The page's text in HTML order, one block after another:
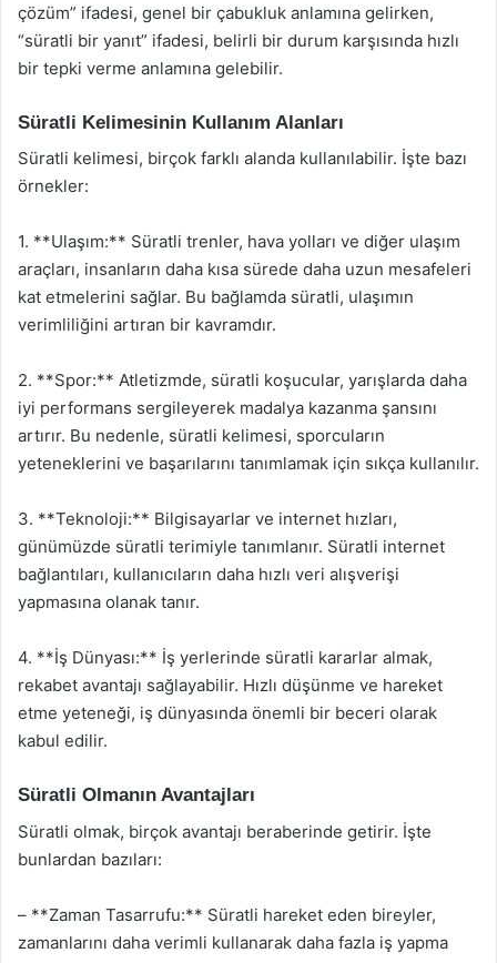
çözüm” ifadesi, genel bir çabukluk anlamına gelirken,
“süratli bir yanıt” ifadesi, belirli bir durum karşısında hızlı
bir tepki verme anlamına gelebilir.
Süratli Kelimesinin Kullanım Alanları
Süratli kelimesi, birçok farklı alanda kullanılabilir. İşte bazı
örnekler:
1. **Ulaşım:** Süratli trenler, hava yolları ve diğer ulaşım
araçları, insanların daha kısa sürede daha uzun mesafeleri
kat etmelerini sağlar. Bu bağlamda süratli, ulaşımın
verimliliğini artıran bir kavramdır.
2. **Spor:** Atletizmde, süratli koşucular, yarışlarda daha
iyi performans sergileyerek madalya kazanma şansını
artırır. Bu nedenle, süratli kelimesi, sporcuların
yeteneklerini ve başarılarını tanımlamak için sıkça kullanılır.
3. **Teknoloji:** Bilgisayarlar ve internet hızları,
günümüzde süratli terimiyle tanımlanır. Süratli internet
bağlantıları, kullanıcıların daha hızlı veri alışverişi
yapmasına olanak tanır.
4. **İş Dünyası:** İş yerlerinde süratli kararlar almak,
rekabet avantajı sağlayabilir. Hızlı düşünme ve hareket
etme yeteneği, iş dünyasında önemli bir beceri olarak
kabul edilir.
Süratli Olmanın Avantajları
Süratli olmak, birçok avantajı beraberinde getirir. İşte
bunlardan bazıları:
– **Zaman Tasarrufu:** Süratli hareket eden bireyler,
zamanlarını daha verimli kullanarak daha fazla iş yapma